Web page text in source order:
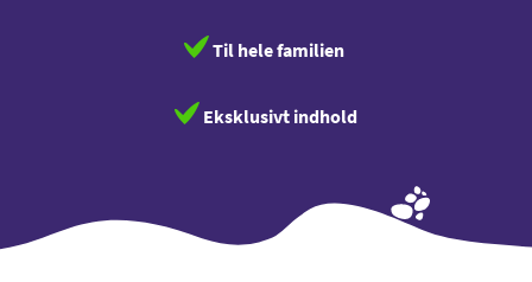
Til hele familien
Eksklusivt indhold